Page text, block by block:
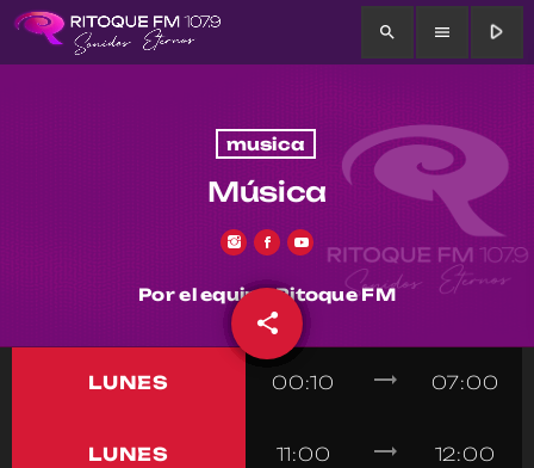
search menu play_arrow
musica
Música
Por el equipo Ritoque FM
share
email
LUNES 00:10 trending_flat 07:00
LUNES 11:00 trending_flat 12:00